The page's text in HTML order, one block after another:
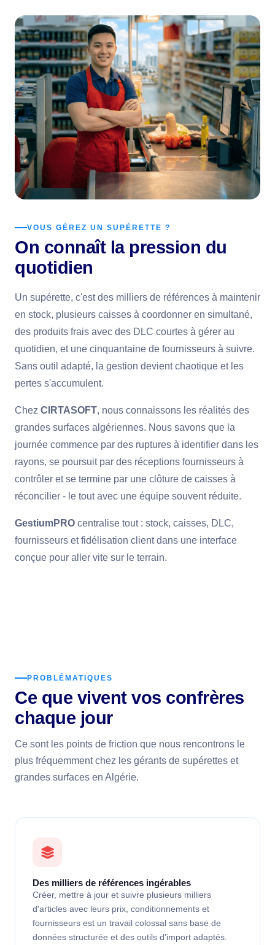
VOUS GÉREZ UN SUPÉRETTE ?
On connaît la pression du
quotidien
Un supérette, c'est des milliers de références à maintenir
en stock, plusieurs caisses à coordonner en simultané,
des produits frais avec des DLC courtes à gérer au
quotidien, et une cinquantaine de fournisseurs à suivre.
Sans outil adapté, la gestion devient chaotique et les
pertes s'accumulent.
Chez CIRTASOFT, nous connaissons les réalités des
grandes surfaces algériennes. Nous savons que la
journée commence par des ruptures à identifier dans les
rayons, se poursuit par des réceptions fournisseurs à
contrôler et se termine par une clôture de caisses à
réconcilier - le tout avec une équipe souvent réduite.
GestiumPRO centralise tout : stock, caisses, DLC,
fournisseurs et fidélisation client dans une interface
conçue pour aller vite sur le terrain.
PROBLÉMATIQUES
Ce que vivent vos confrères
chaque jour
Ce sont les points de friction que nous rencontrons le
plus fréquemment chez les gérants de supérettes et
grandes surfaces en Algérie.
Des milliers de références ingérables
Créer, mettre à jour et suivre plusieurs milliers
d'articles avec leurs prix, conditionnements et
fournisseurs est un travail colossal sans base de
données structurée et des outils d'import adaptés.